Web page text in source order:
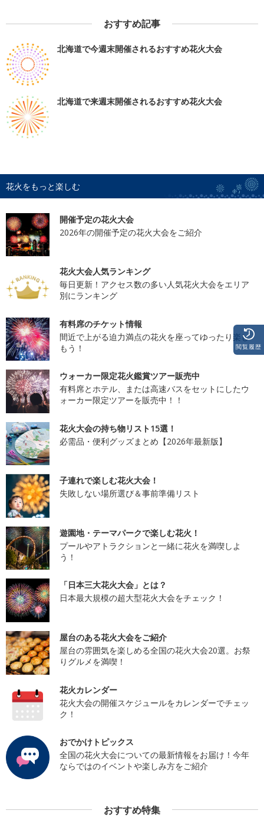
おすすめ記事
北海道で今週末開催されるおすすめ花火大会
北海道で来週末開催されるおすすめ花火大会
花火をもっと楽しむ
開催予定の花火大会
2026年の開催予定の花火大会をご紹介
花火大会人気ランキング
毎日更新！アクセス数の多い人気花火大会をエリア
別にランキング
有料席のチケット情報
間近で上がる迫力満点の花火を座ってゆったり楽し
もう！
ウォーカー限定花火鑑賞ツアー販売中
有料席とホテル、または高速バスをセットにしたウ
ォーカー限定ツアーを販売中！！
花火大会の持ち物リスト15選！
必需品・便利グッズまとめ【2026年最新版】
子連れで楽しむ花火大会！
失敗しない場所選び＆事前準備リスト
遊園地・テーマパークで楽しむ花火！
プールやアトラクションと一緒に花火を満喫しよ
う！
「日本三大花火大会」とは？
日本最大規模の超大型花火大会をチェック！
屋台のある花火大会をご紹介
屋台の雰囲気を楽しめる全国の花火大会20選。お祭
りグルメを満喫！
花火カレンダー
花火大会の開催スケジュールをカレンダーでチェッ
ク！
おでかけトピックス
全国の花火大会についての最新情報をお届け！今年
ならではのイベントや楽しみ方をご紹介
おすすめ特集
閲覧履歴